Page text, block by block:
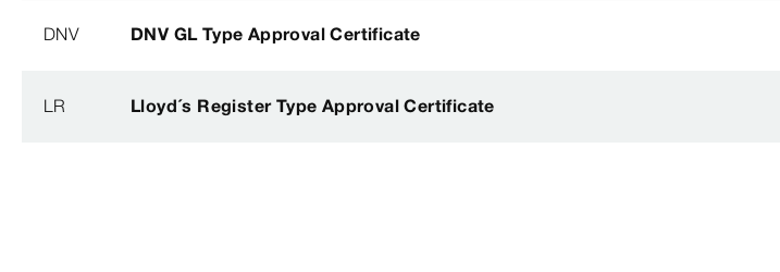
DNV DNV GL Type Approval Certificate
LR Lloyd´s Register Type Approval Certificate